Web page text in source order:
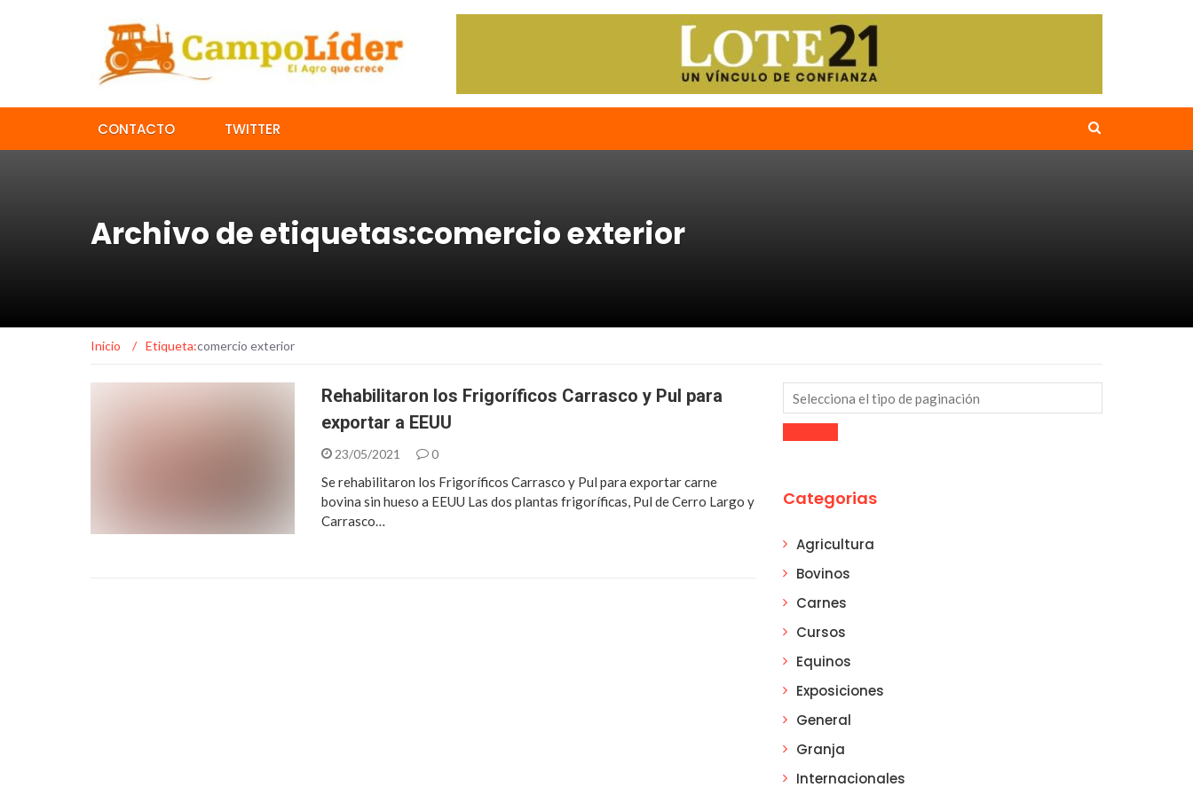
CONTACTO TWITTER
Archivo de etiquetas:comercio exterior
Inicio / Etiqueta:comercio exterior
Rehabilitaron los Frigoríficos Carrasco y Pul para
exportar a EEUU
23/05/2021 0
Se rehabilitaron los Frigoríficos Carrasco y Pul para exportar carne
bovina sin hueso a EEUU Las dos plantas frigoríficas, Pul de Cerro Largo y
Carrasco…
Categorias
Agricultura
Bovinos
Carnes
Cursos
Equinos
Exposiciones
General
Granja
Internacionales